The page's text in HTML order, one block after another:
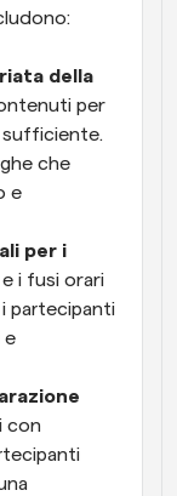
della
per
sufficiente.
che
e
per i
i fusi orari
partecipanti
e
con